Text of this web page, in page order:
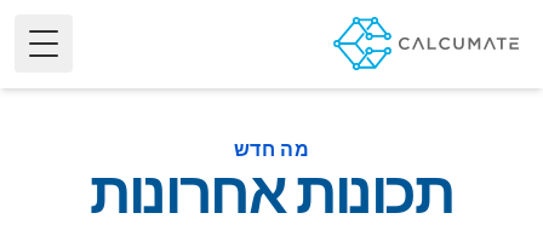
Menu
מה חדש
תכונות אחרונות